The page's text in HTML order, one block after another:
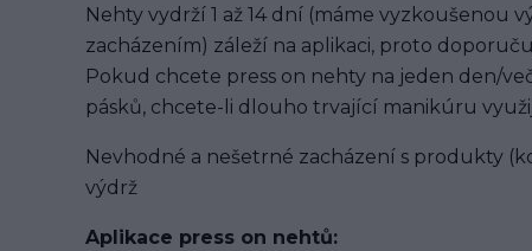
Nehty vydrží 1 až 14 dní (máme vyzkoušenou
zacházením) záleží na aplikaci, proto
Pokud chcete press on nehty na jeden den/
pásků, chcete-li dlouho trvající manikúru
Nevhodné a nešetrné zacházení s produkty
výdrž
Aplikace press on nehtů: